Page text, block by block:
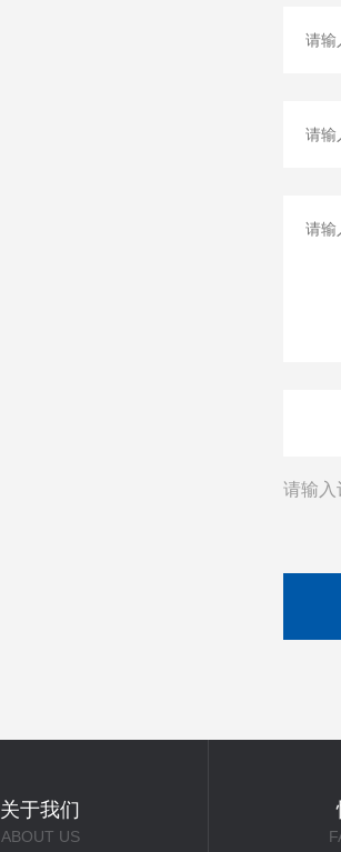
请输入
关于我们
ABOUT US